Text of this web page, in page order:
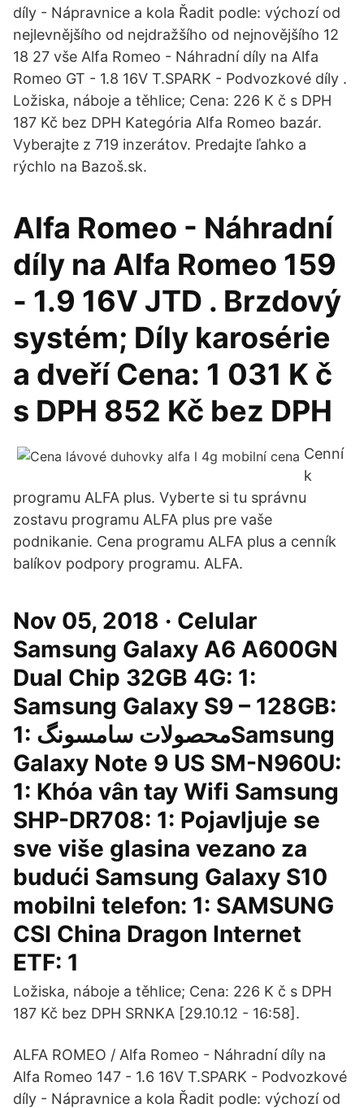
díly - Nápravnice a kola Řadit podle: výchozí od
nejlevnějšího od nejdražšího od nejnovějšího 12
18 27 vše Alfa Romeo - Náhradní díly na Alfa
Romeo GT - 1.8 16V T.SPARK - Podvozkové díly .
Ložiska, náboje a těhlice; Cena: 226 K č s DPH
187 Kč bez DPH Kategória Alfa Romeo bazár.
Vyberajte z 719 inzerátov. Predajte ľahko a
rýchlo na Bazoš.sk.
Alfa Romeo - Náhradní
díly na Alfa Romeo 159
- 1.9 16V JTD . Brzdový
systém; Díly karosérie
a dveří Cena: 1 031 K č
s DPH 852 Kč bez DPH
Cenní
k
programu ALFA plus. Vyberte si tu správnu
zostavu programu ALFA plus pre vaše
podnikanie. Cena programu ALFA plus a cenník
balíkov podpory programu. ALFA.
Nov 05, 2018 · Celular
Samsung Galaxy A6 A600GN
Dual Chip 32GB 4G: 1:
Samsung Galaxy S9 – 128GB:
1: محصولات سامسونگSamsung
Galaxy Note 9 US SM-N960U:
1: Khóa vân tay Wifi Samsung
SHP-DR708: 1: Pojavljuje se
sve više glasina vezano za
budući Samsung Galaxy S10
mobilni telefon: 1: SAMSUNG
CSI China Dragon Internet
ETF: 1
Ložiska, náboje a těhlice; Cena: 226 K č s DPH
187 Kč bez DPH SRNKA [29.10.12 - 16:58].
ALFA ROMEO / Alfa Romeo - Náhradní díly na
Alfa Romeo 147 - 1.6 16V T.SPARK - Podvozkové
díly - Nápravnice a kola Řadit podle: výchozí od